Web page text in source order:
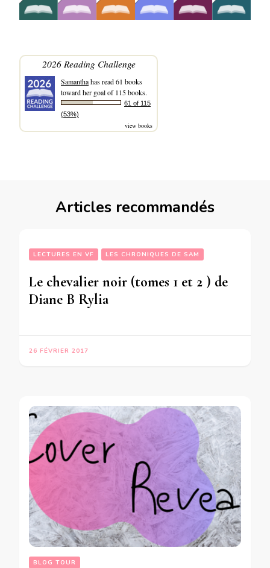
2026 Reading Challenge
Samanthahas read 61 books
toward her goal of 115 books.
61 of 115
(53%)
view books
Articles recommandés
LECTURES EN VF LES CHRONIQUES DE SAM
Le chevalier noir (tomes 1 et 2 ) de
Diane B Rylia
26 FÉVRIER 2017
BLOG TOUR